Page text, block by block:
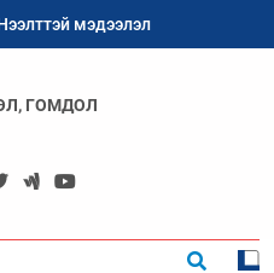
мэдээлэл
Архангай
ГОМДОЛ